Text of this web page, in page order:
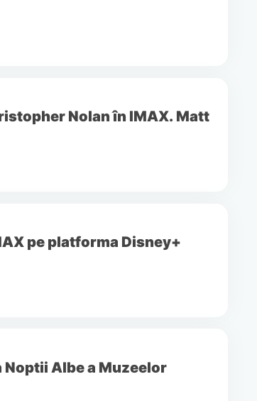
Nolan în IMAX. Matt
pe platforma Disney+
Noptii Albe a Muzeelor